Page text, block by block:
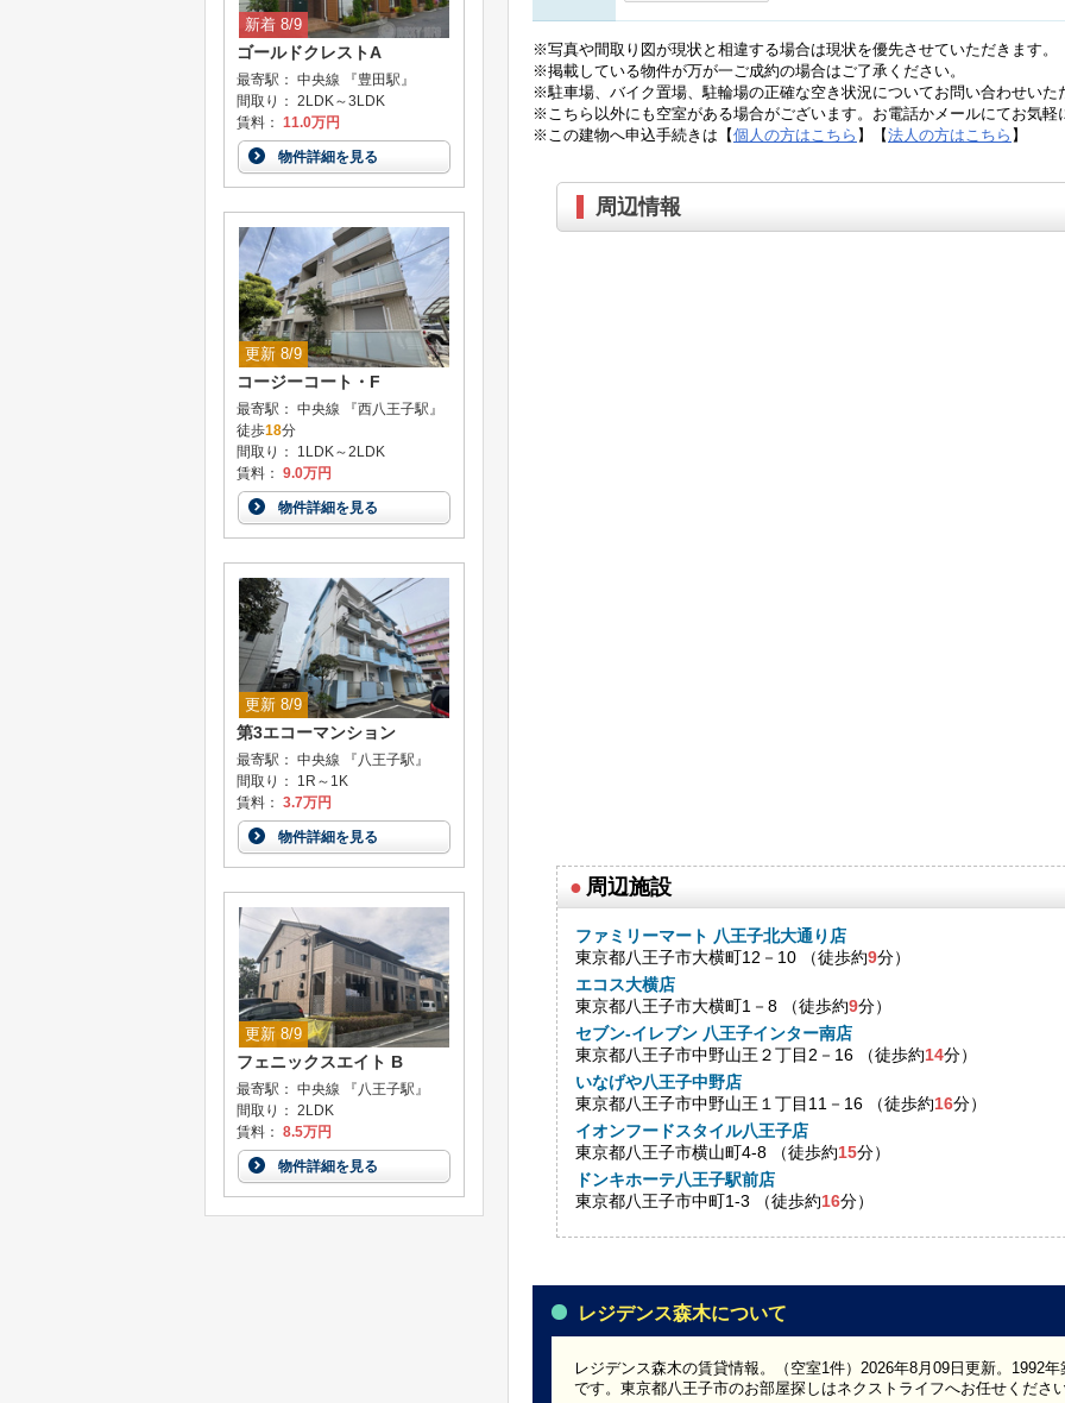
※写真や間取り図が現状と相違する場合は現状を優先させていただきます。
※掲載している物件が万が一ご成約の場合はご了承ください。
※駐車場、バイク置場、駐輪場の正確な空き状況についてお問い合わせいた
※こちら以外にも空室がある場合がございます。お電話かメールにてお気軽
※この建物へ申込手続きは【個人の方はこちら 】【法人の方はこちら 】
周辺情報
● 周辺施設
ファミリーマート 八王子北大通り店
東京都八王子市大横町12－10 （徒歩約9分）
エコス大横店
東京都八王子市大横町1－8 （徒歩約9分）
セブン-イレブン 八王子インター南店
東京都八王子市中野山王２丁目2－16 （徒歩約14分）
いなげや八王子中野店
東京都八王子市中野山王１丁目11－16 （徒歩約16分）
イオンフードスタイル八王子店
東京都八王子市横山町4-8 （徒歩約15分）
ドンキホーテ八王子駅前店
東京都八王子市中町1-3 （徒歩約16分）
レジデンス森木について
レジデンス森木の賃貸情報。（空室1件）2026年8月09日更新。1992
です。東京都八王子市のお部屋探しはネクストライフへお任せください
新着 8/9
ゴールドクレストA
最寄駅： 中央線 『豊田駅』
間取り： 2LDK～3LDK
賃料： 11.0万円
物件詳細を見る
更新 8/9
コージーコート・F
最寄駅： 中央線 『西八王子駅』
徒歩18分
間取り： 1LDK～2LDK
賃料： 9.0万円
物件詳細を見る
更新 8/9
第3エコーマンション
最寄駅： 中央線 『八王子駅』
間取り： 1R～1K
賃料： 3.7万円
物件詳細を見る
更新 8/9
フェニックスエイト B
最寄駅： 中央線 『八王子駅』
間取り： 2LDK
賃料： 8.5万円
物件詳細を見る